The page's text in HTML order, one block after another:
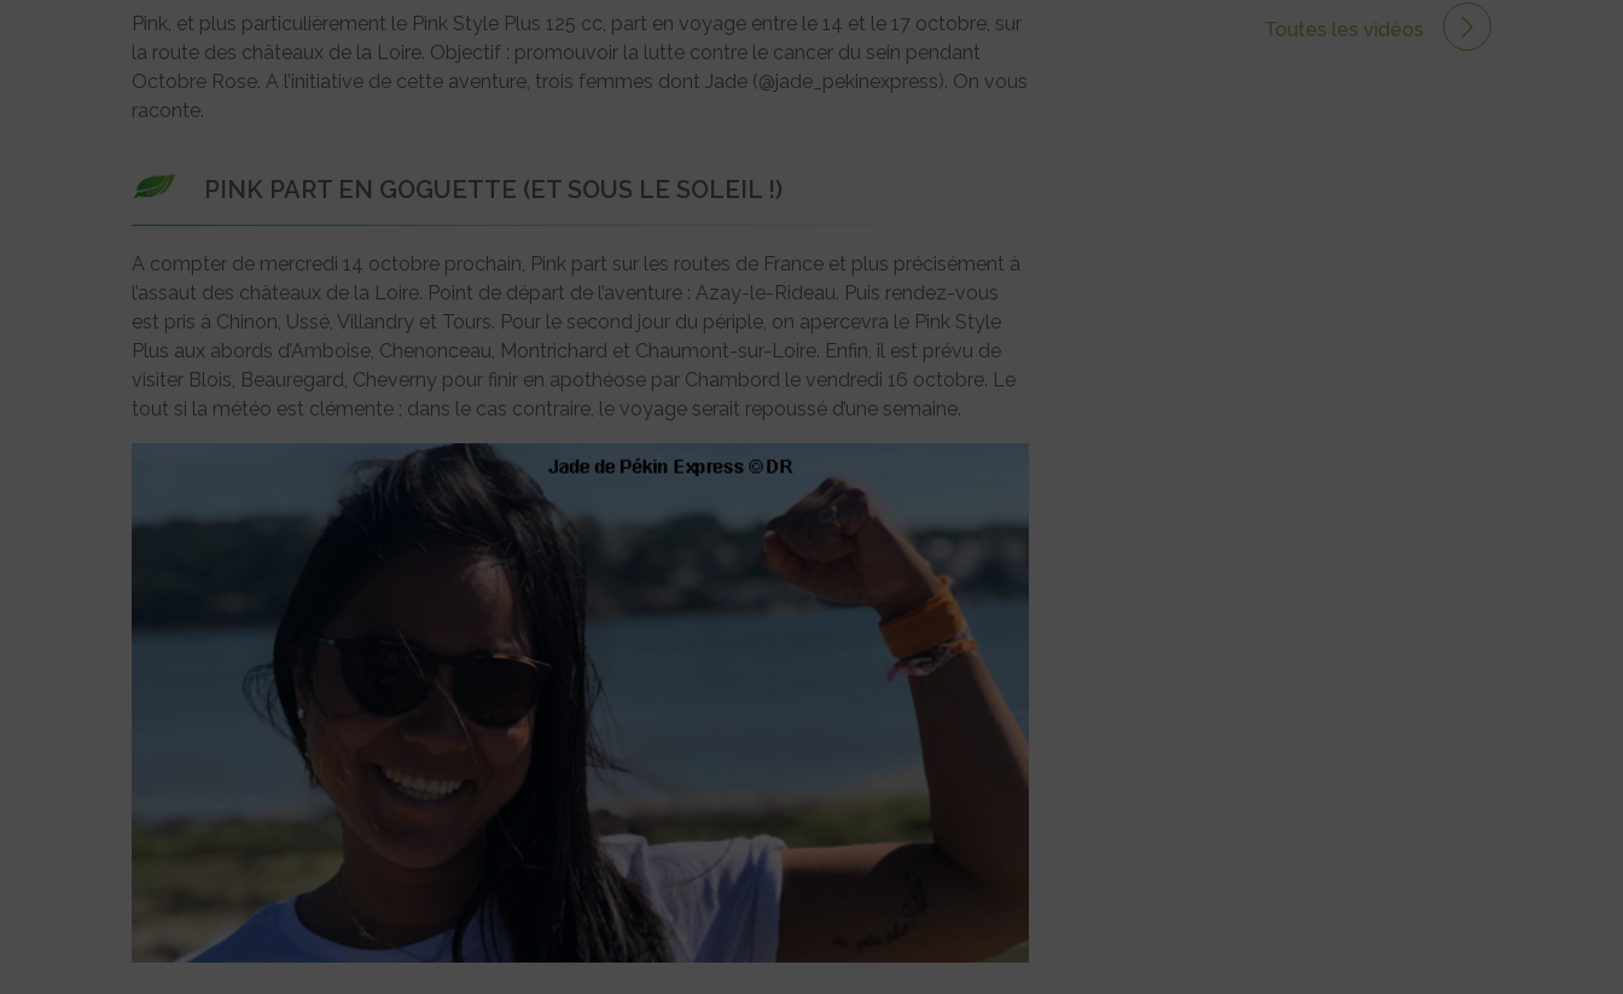
Pink, et plus particulièrement le Pink Style Plus 125 cc, part en voyage entre le 14 et le 17 octobre, sur
la route des châteaux de la Loire. Objectif : promouvoir la lutte contre le cancer du sein pendant
Octobre Rose. A l’initiative de cette aventure, trois femmes dont Jade (@jade_pekinexpress). On vous
raconte.
PINK PART EN GOGUETTE (ET SOUS LE SOLEIL !)
A compter de mercredi 14 octobre prochain, Pink part sur les routes de France et plus précisément à
l’assaut des châteaux de la Loire. Point de départ de l’aventure : Azay-le-Rideau. Puis rendez-vous
est pris à Chinon, Ussé, Villandry et Tours. Pour le second jour du périple, on apercevra le Pink Style
Plus aux abords d’Amboise, Chenonceau, Montrichard et Chaumont-sur-Loire. Enfin, il est prévu de
visiter Blois, Beauregard, Cheverny pour finir en apothéose par Chambord le vendredi 16 octobre. Le
tout si la météo est clémente ; dans le cas contraire, le voyage serait repoussé d’une semaine.
Toutes les vidéos